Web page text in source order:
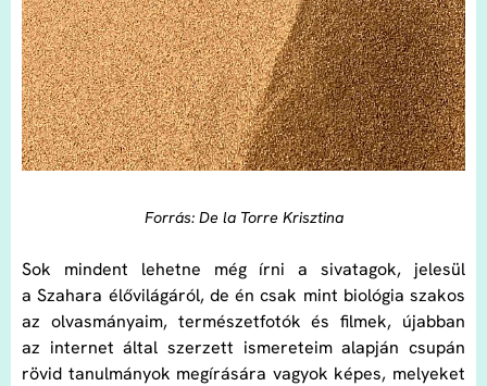
Forrás: De la Torre Krisztina
Sok mindent lehetne még írni a sivatagok, jelesül
a Szahara élővilágáról, de én csak mint biológia szakos
az olvasmányaim, természetfotók és filmek, újabban
az internet által szerzett ismereteim alapján csupán
rövid tanulmányok megírására vagyok képes, melyeket